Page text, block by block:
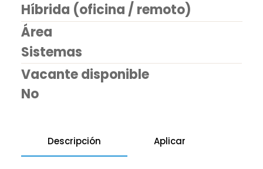
Híbrida (oficina / remoto)
​Área
Sistemas
Vacante disponible
No
Descripción Aplicar